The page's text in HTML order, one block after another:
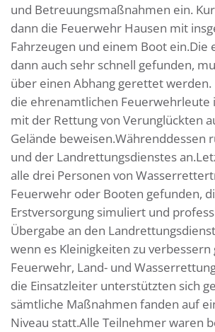
und Betreuungsmaßnahmen ein.
dann die Feuerwehr Hausen mit
Fahrzeugen und einem Boot ein.Die
dann auch sehr schnell gefunden,
über einen Abhang gerettet
die ehrenamtlichen Feuerwehrleute
mit der Rettung von Verunglückten
Gelände beweisen.Währenddessen
und der Landrettungsdienstes
alle drei Personen von
Feuerwehr oder Booten gefunden,
Erstversorgung simuliert und
Übergabe an den
wenn es Kleinigkeiten zu verbessern
Feuerwehr, Land- und
die Einsatzleiter unterstützten sich
sämtliche Maßnahmen fanden auf
Niveau statt.Alle Teilnehmer waren